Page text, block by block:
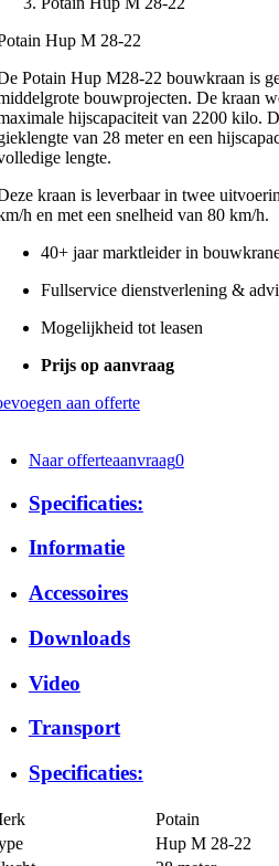
Hup M 28-22
Potain Hup M28-22 bouwkraan is
bouwprojecten. De kraan
hijscapaciteit van 2200 kilo.
van 28 meter en een
lengte.
kraan is leverbaar in twee
h en met een snelheid van 80 km/h.
40+ jaar marktleider in
Fullservice dienstverlening &
Mogelijkheid tot leasen
Prijs op aanvraag
aan offerte
Naar offerteaanvraag0
Specificaties:
Informatie
Accessoires
Downloads
Video
Transport
Specificaties:
Potain
Hup M 28-22